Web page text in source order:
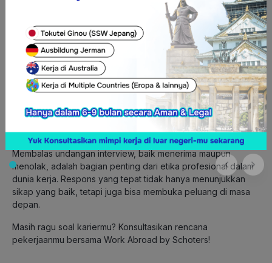
waktu:
Saya sangat menghargai kesempatan yang diberikan dan
berharap mendiskusikan perihal posisi ini dengan Anda.
Hormat saya,
[Nama]
Nah, itulah cara merespons undangan interview dengan baik.
Membalas undangan interview, baik menerima maupun
menolak, adalah bagian penting dari etika profesional dalam
dunia kerja. Respons yang tepat tidak hanya menunjukkan
sikap yang baik, tetapi juga bisa membuka peluang di masa
depan.
Masih ragu soal kariermu? Konsultasikan rencana
pekerjaanmu bersama Work Abroad by Schoters!